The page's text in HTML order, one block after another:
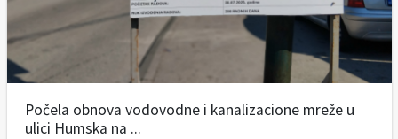
Počela obnova vodovodne i kanalizacione mreže u
ulici Humska na ...